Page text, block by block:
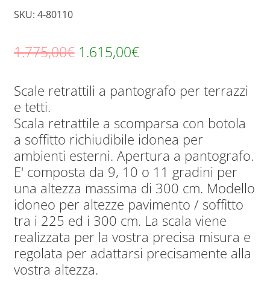
SKU: 4-80110
1.775,00€ Il
originale
era:
1.775,00€.
1.615,00€Il
attuale
è:
1.615,00€.
Scale retrattili a pantografo per terrazzi
e tetti.
Scala retrattile a scomparsa con botola
a soffitto richiudibile idonea per
ambienti esterni. Apertura a pantografo.
E' composta da 9, 10 o 11 gradini per
una altezza massima di 300 cm. Modello
idoneo per altezze pavimento / soffitto
tra i 225 ed i 300 cm. La scala viene
realizzata per la vostra precisa misura e
regolata per adattarsi precisamente alla
vostra altezza.